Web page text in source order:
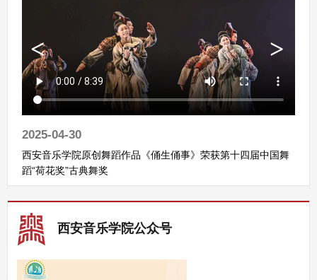
2025-04-30
西安音乐学院原创舞蹈作品《俑生俑事》荣获第十四届中国舞
蹈“荷花奖”古典舞奖
西安音乐学院公众号